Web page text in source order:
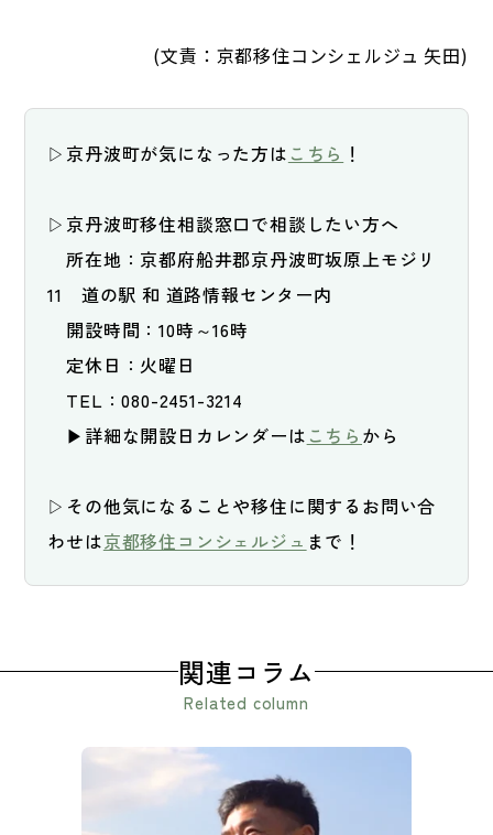
(文責：京都移住コンシェルジュ 矢田)
▷京丹波町が気になった方は こちら ！
▷京丹波町移住相談窓口で相談したい方へ
所在地：京都府船井郡京丹波町坂原上モジリ
11　道の駅 和 道路情報センター内
開設時間：10時～16時
定休日：火曜日
TEL：080-2451-3214
▶詳細な開設日カレンダーは こちら から
▷その他気になることや移住に関するお問い合
わせは京都移住コンシェルジュ
関連コラム
Related column